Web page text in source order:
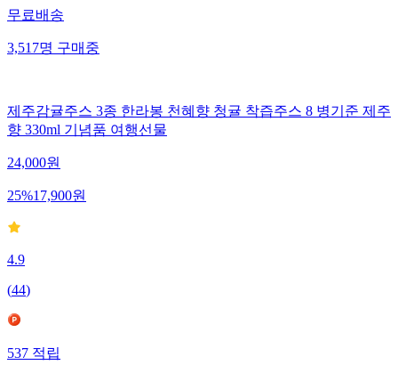
무료배송
3,517명구매중
제주감귤주스 3종 한라봉 천혜향 청귤 착즙주스 8 병기준 제주
향 330ml 기념품 여행선물
24,000원
25%17,900원
4.9
(44)
537적립